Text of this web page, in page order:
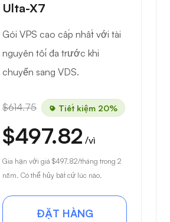
Ulta-X7
Gói VPS cao cấp nhất với tài
nguyên tối đa trước khi
chuyển sang VDS.
$614.75 Tiết kiệm 20%
$497.82 /vì
Gia hạn với giá $497.82/tháng trong 2
năm. Có thể hủy bất cứ lúc nào.
ĐẶT HÀNG